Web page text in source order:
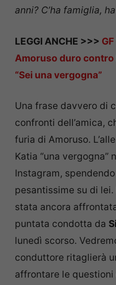
anni? C’ha famiglia,
LEGGI ANCHE >>>
Amoruso duro contro
“Sei una vergogna”
Una frase davvero di
confronti dell’amica,
furia di Amoruso.
Katia “una vergogna”
Instagram,
pesantissime su di
stata ancora
puntata condotta da
lunedì scorso.
conduttore ritaglierà
affrontare le